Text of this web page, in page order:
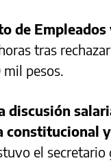
de
tras
mil pesos.
discusión
constitucional
el secretario